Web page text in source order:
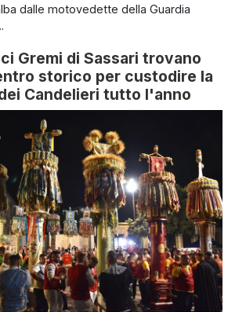
dalle motovedette della Guardia
Gremi di Sassari trovano
storico per custodire la
Candelieri tutto l'anno